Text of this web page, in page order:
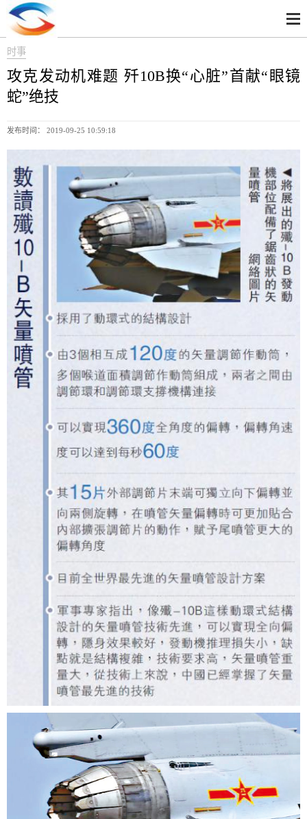
时事
攻克发动机难题 歼10B换“心脏”首献“眼镜
蛇”绝技
发布时间： 2019-09-25 10:59:18